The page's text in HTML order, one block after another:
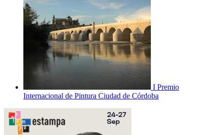
I Premio
Internacional de Pintura Ciudad de Córdoba